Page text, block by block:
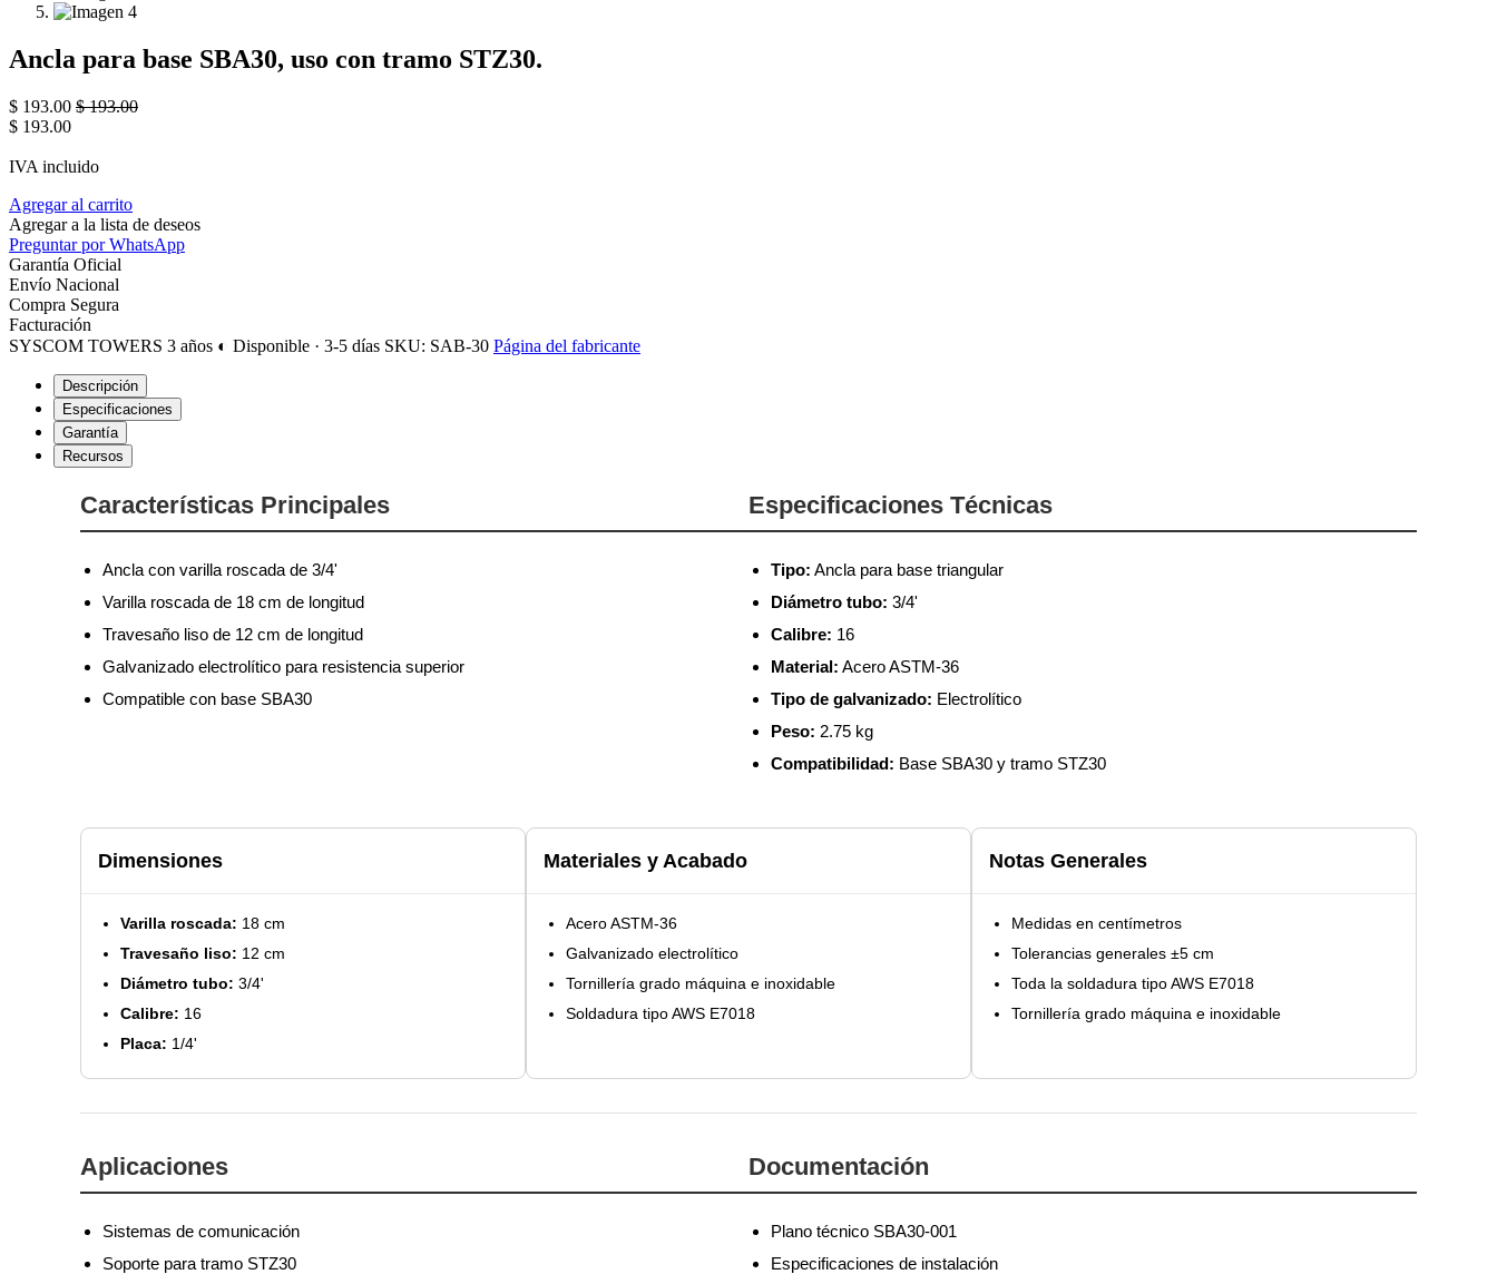
Ancla para base SBA30, uso con tramo STZ30.
$ 193.00 $193.00
$ 193.00
IVA incluido
Agregar al carrito
Agregar a la lista de deseos
Preguntar por WhatsApp
Garantía Oficial
Envío Nacional
Compra Segura
Facturación
SYSCOM TOWERS 3 años ◐ Disponible · 3-5 días SKU: SAB-30 Página del fabricante
Descripción
Especificaciones
Garantía
Recursos
Características Principales
Ancla con varilla roscada de 3/4'
Varilla roscada de 18 cm de longitud
Travesaño liso de 12 cm de longitud
Galvanizado electrolítico para resistencia superior
Compatible con base SBA30
Especificaciones Técnicas
Tipo: Ancla para base triangular
Diámetro tubo: 3/4'
Calibre: 16
Material: Acero ASTM-36
Tipo de galvanizado: Electrolítico
Peso: 2.75 kg
Compatibilidad: Base SBA30 y tramo STZ30
Dimensiones
Varilla roscada: 18 cm
Travesaño liso: 12 cm
Diámetro tubo: 3/4'
Calibre: 16
Placa: 1/4'
Materiales y Acabado
Acero ASTM-36
Galvanizado electrolítico
Tornillería grado máquina e inoxidable
Soldadura tipo AWS E7018
Notas Generales
Medidas en centímetros
Tolerancias generales ±5 cm
Toda la soldadura tipo AWS E7018
Tornillería grado máquina e inoxidable
Aplicaciones
Sistemas de comunicación
Soporte para tramo STZ30
Documentación
Plano técnico SBA30-001
Especificaciones de instalación